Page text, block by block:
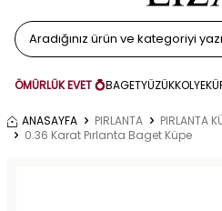
ÖMÜRLÜK EVET 💍BAGETYÜZÜKKOLYE
ANASAYFA PIRLANTA PIRLANTA
0.36 Karat Pırlanta Baget Küpe